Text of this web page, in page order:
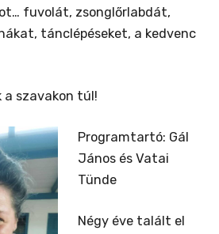
fuvolát, zsonglőrlabdát,
tánclépéseket, a kedvenc
a szavakon túl!
Programtartó: Gál
János és Vatai
Tünde
Négy éve talált el